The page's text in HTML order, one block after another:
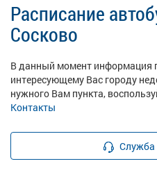
Расписание
Сосково
В данный момент информация
интересующему Вас городу
нужного Вам пункта,
Контакты
Служба